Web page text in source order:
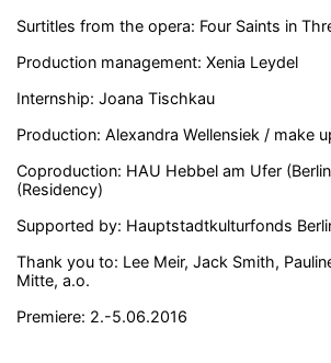
Surtitles from the opera: Four Saints in
Production management: Xenia Leydel
Internship: Joana Tischkau
Production: Alexandra Wellensiek / make
Coproduction: HAU Hebbel am Ufer
(Residency)
Supported by: Hauptstadtkulturfonds
Thank you to: Lee Meir, Jack Smith,
Mitte, a.o.
Premiere: 2.-5.06.2016